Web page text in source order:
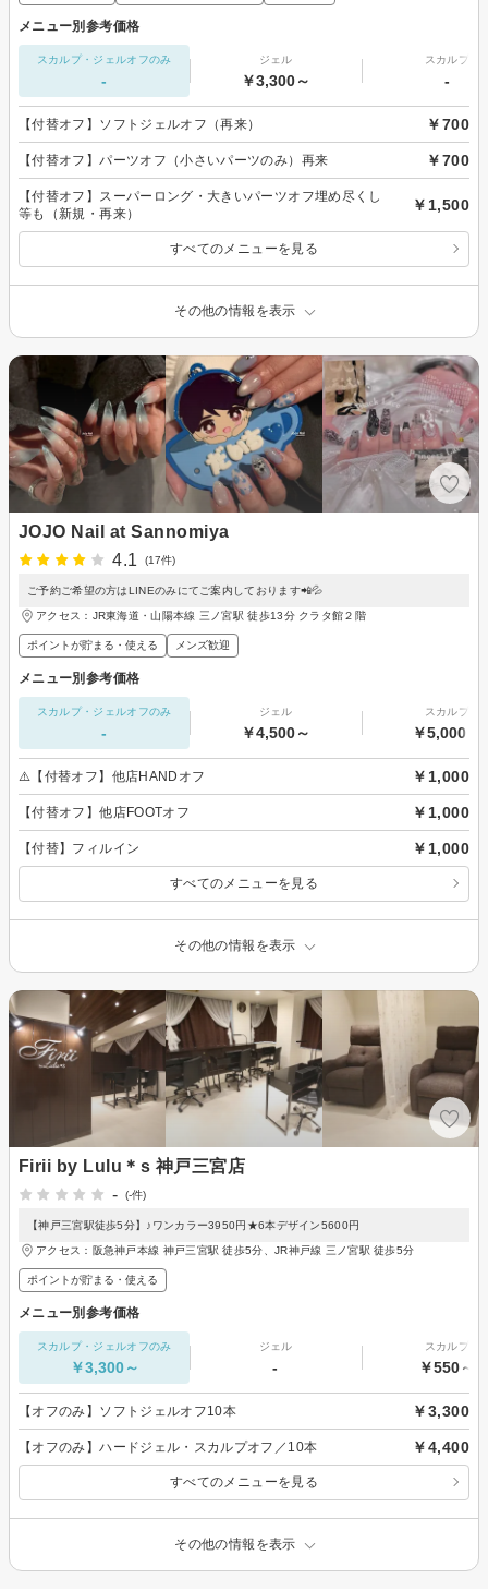
メニュー別参考価格
スカルプ・ジェルオフのみ
-
ジェル
￥3,300～
スカルプ
-
【付替オフ】ソフトジェルオフ（再来） ￥700
【付替オフ】パーツオフ（小さいパーツのみ）再来 ￥700
【付替オフ】スーパーロング・大きいパーツオフ埋め尽くし
等も（新規・再来）
￥1,500
すべてのメニューを見る
その他の情報を表示
JOJO Nail at Sannomiya
4.1
(17件)
ご予約ご希望の方はLINEのみにてご案内しております📲💦
アクセス：JR東海道・山陽本線 三ノ宮駅 徒歩13分 クラタ館２階
ポイントが貯まる・使える メンズ歓迎
メニュー別参考価格
スカルプ・ジェルオフのみ
-
ジェル
￥4,500～
スカルプ
￥5,000～
⚠️【付替オフ】他店HANDオフ ￥1,000
【付替オフ】他店FOOTオフ ￥1,000
【付替】フィルイン ￥1,000
すべてのメニューを見る
その他の情報を表示
Firii by Lulu＊s 神戸三宮店
-
(-件)
【神戸三宮駅徒歩5分】♪ワンカラー3950円★6本デザイン5600円
アクセス：阪急神戸本線 神戸三宮駅 徒歩5分、JR神戸線 三ノ宮駅 徒歩5分
ポイントが貯まる・使える
メニュー別参考価格
スカルプ・ジェルオフのみ
￥3,300～
ジェル
-
スカルプ
￥550～
【オフのみ】ソフトジェルオフ10本 ￥3,300
【オフのみ】ハードジェル・スカルプオフ／10本 ￥4,400
すべてのメニューを見る
その他の情報を表示